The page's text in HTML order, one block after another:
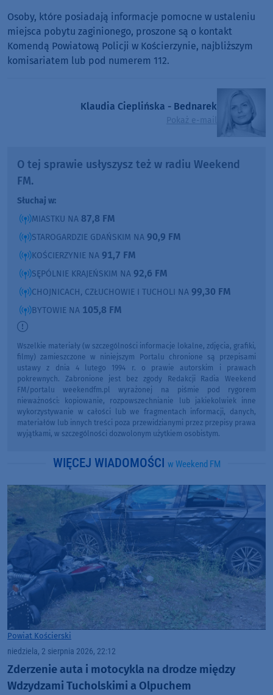
Osoby, które posiadają informacje pomocne w ustaleniu
miejsca pobytu zaginionego, proszone są o kontakt
Komendą Powiatową Policji w Kościerzynie, najbliższym
komisariatem lub pod numerem 112.
Klaudia Cieplińska - Bednarek
Pokaż e-mail
O tej sprawie usłyszysz też w radiu Weekend
FM.
Słuchaj w:
MIASTKU NA 87,8 FM
STAROGARDZIE GDAŃSKIM NA 90,9 FM
KOŚCIERZYNIE NA 91,7 FM
SĘPÓLNIE KRAJEŃSKIM NA 92,6 FM
CHOJNICACH, CZŁUCHOWIE I TUCHOLI NA 99,30 FM
BYTOWIE NA 105,8 FM
Wszelkie materiały (w szczególności informacje lokalne, zdjęcia, grafiki,
filmy) zamieszczone w niniejszym Portalu chronione są przepisami
ustawy z dnia 4 lutego 1994 r. o prawie autorskim i prawach
pokrewnych. Zabronione jest bez zgody Redakcji Radia Weekend
FM/portalu weekendfm.pl wyrażonej na piśmie pod rygorem
nieważności: kopiowanie, rozpowszechnianie lub jakiekolwiek inne
wykorzystywanie w całości lub we fragmentach informacji, danych,
materiałów lub innych treści poza przewidzianymi przez przepisy prawa
wyjątkami, w szczególności dozwolonym użytkiem osobistym.
WIĘCEJ WIADOMOŚCI w Weekend FM
Powiat Kościerski
niedziela, 2 sierpnia 2026, 22:12
Zderzenie auta i motocykla na drodze między
Wdzydzami Tucholskimi a Olpuchem